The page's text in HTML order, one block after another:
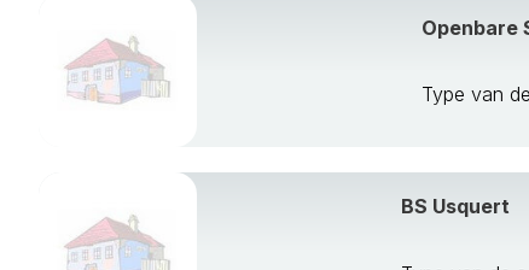
Openbare
Type van
BS Usquert